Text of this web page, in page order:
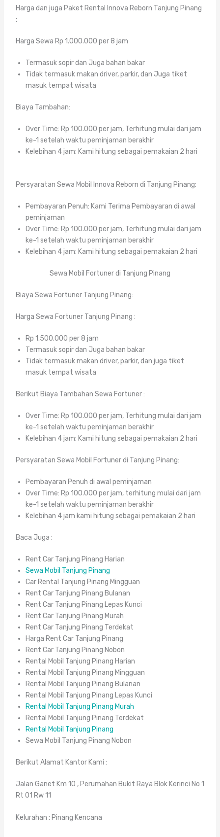
Harga dan juga Paket Rental Innova Reborn Tanjung Pinang
:
Harga Sewa Rp 1.000.000 per 8 jam
Termasuk sopir dan Juga bahan bakar
Tidak termasuk makan driver, parkir, dan Juga tiket
masuk tempat wisata
Biaya Tambahan:
Over Time: Rp 100.000 per jam, Terhitung mulai dari jam
ke-1 setelah waktu peminjaman berakhir
Kelebihan 4 jam: Kami hitung sebagai pemakaian 2 hari
Persyaratan Sewa Mobil Innova Reborn di Tanjung Pinang:
Pembayaran Penuh: Kami Terima Pembayaran di awal
peminjaman
Over Time: Rp 100.000 per jam, Terhitung mulai dari jam
ke-1 setelah waktu peminjaman berakhir
Kelebihan 4 jam: Kami hitung sebagai pemakaian 2 hari
Sewa Mobil Fortuner di Tanjung Pinang
Biaya Sewa Fortuner Tanjung Pinang:
Harga Sewa Fortuner Tanjung Pinang :
Rp 1.500.000 per 8 jam
Termasuk sopir dan Juga bahan bakar
Tidak termasuk makan driver, parkir, dan juga tiket
masuk tempat wisata
Berikut Biaya Tambahan Sewa Fortuner :
Over Time: Rp 100.000 per jam, Terhitung mulai dari jam
ke-1 setelah waktu peminjaman berakhir
Kelebihan 4 jam: Kami hitung sebagai pemakaian 2 hari
Persyaratan Sewa Mobil Fortuner di Tanjung Pinang:
Pembayaran Penuh di awal peminjaman
Over Time: Rp 100.000 per jam, terhitung mulai dari jam
ke-1 setelah waktu peminjaman berakhir
Kelebihan 4 jam kami hitung sebagai pemakaian 2 hari
Baca Juga :
Rent Car Tanjung Pinang Harian
Sewa Mobil Tanjung Pinang
Car Rental Tanjung Pinang Mingguan
Rent Car Tanjung Pinang Bulanan
Rent Car Tanjung Pinang Lepas Kunci
Rent Car Tanjung Pinang Murah
Rent Car Tanjung Pinang Terdekat
Harga Rent Car Tanjung Pinang
Rent Car Tanjung Pinang Nobon
Rental Mobil Tanjung Pinang Harian
Rental Mobil Tanjung Pinang Mingguan
Rental Mobil Tanjung Pinang Bulanan
Rental Mobil Tanjung Pinang Lepas Kunci
Rental Mobil Tanjung Pinang Murah
Rental Mobil Tanjung Pinang Terdekat
Rental Mobil Tanjung Pinang
Sewa Mobil Tanjung Pinang Nobon
Berikut Alamat Kantor Kami :
Jalan Ganet Km 10 , Perumahan Bukit Raya Blok Kerinci No 1
Rt 01 Rw 11
Kelurahan : Pinang Kencana